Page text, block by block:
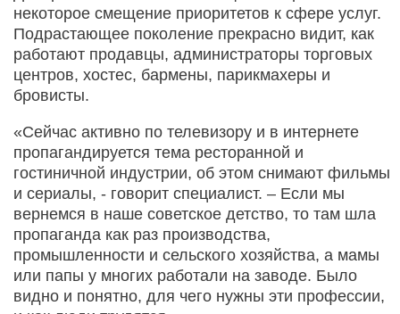
некоторое смещение приоритетов к сфере услуг.
Подрастающее поколение прекрасно видит, как
работают продавцы, администраторы торговых
центров, хостес, бармены, парикмахеры и
бровисты.
«Сейчас активно по телевизору и в интернете
пропагандируется тема ресторанной и
гостиничной индустрии, об этом снимают фильмы
и сериалы, - говорит специалист. – Если мы
вернемся в наше советское детство, то там шла
пропаганда как раз производства,
промышленности и сельского хозяйства, а мамы
или папы у многих работали на заводе. Было
видно и понятно, для чего нужны эти профессии,